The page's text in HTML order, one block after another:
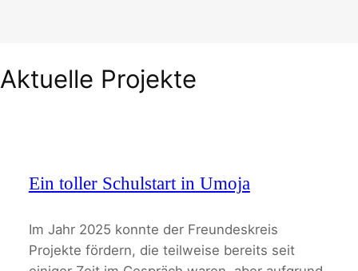
Aktuelle Projekte
Ein toller Schulstart in Umoja
Im Jahr 2025 konnte der Freundeskreis
Projekte fördern, die teilweise bereits seit